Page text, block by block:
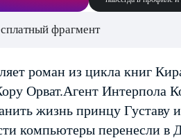
фрагмент
роман из цикла книг
Орват.Агент Интерпола
жизнь принцу Густаву
компьютеры перенесли